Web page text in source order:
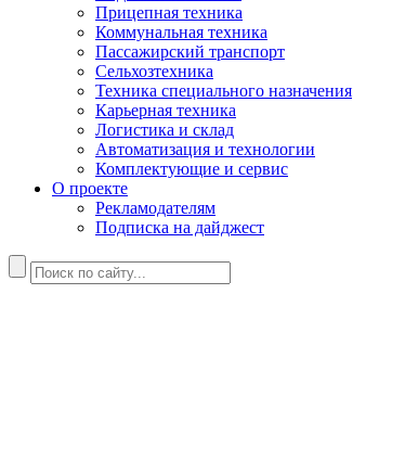
Прицепная техника
Коммунальная техника
Пассажирский транспорт
Сельхозтехника
Техника специального назначения
Карьерная техника
Логистика и склад
Автоматизация и технологии
Комплектующие и сервис
О проекте
Рекламодателям
Подписка на дайджест